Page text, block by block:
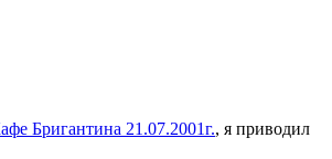
Бригантина 21.07.2001г., я приводил